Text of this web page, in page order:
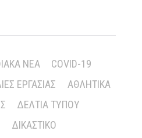
ΝΈΑ
COVID-19
ΕΡΓΑΣΊΑΣ
ΑΘΛΗΤΙΚΆ
ΔΕΛΤΊΑ ΤΎΠΟΥ
ΔΙΚΑΣΤΙΚΌ